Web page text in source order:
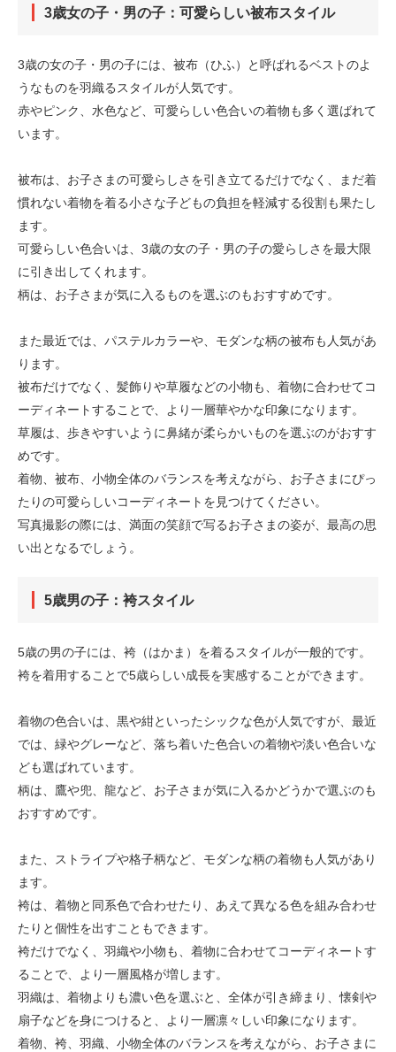
3歳女の子・男の子：可愛らしい被布スタイル
3歳の女の子・男の子には、被布（ひふ）と呼ばれるベストのよ
うなものを羽織るスタイルが人気です。
赤やピンク、水色など、可愛らしい色合いの着物も多く選ばれて
います。
被布は、お子さまの可愛らしさを引き立てるだけでなく、まだ着
慣れない着物を着る小さな子どもの負担を軽減する役割も果たし
ます。
可愛らしい色合いは、3歳の女の子・男の子の愛らしさを最大限
に引き出してくれます。
柄は、お子さまが気に入るものを選ぶのもおすすめです。
また最近では、パステルカラーや、モダンな柄の被布も人気があ
ります。
被布だけでなく、髪飾りや草履などの小物も、着物に合わせてコ
ーディネートすることで、より一層華やかな印象になります。
草履は、歩きやすいように鼻緒が柔らかいものを選ぶのがおすす
めです。
着物、被布、小物全体のバランスを考えながら、お子さまにぴっ
たりの可愛らしいコーディネートを見つけてください。
写真撮影の際には、満面の笑顔で写るお子さまの姿が、最高の思
い出となるでしょう。
5歳男の子：袴スタイル
5歳の男の子には、袴（はかま）を着るスタイルが一般的です。
袴を着用することで5歳らしい成長を実感することができます。
着物の色合いは、黒や紺といったシックな色が人気ですが、最近
では、緑やグレーなど、落ち着いた色合いの着物や淡い色合いな
ども選ばれています。
柄は、鷹や兜、龍など、お子さまが気に入るかどうかで選ぶのも
おすすめです。
また、ストライプや格子柄など、モダンな柄の着物も人気があり
ます。
袴は、着物と同系色で合わせたり、あえて異なる色を組み合わせ
たりと個性を出すこともできます。
袴だけでなく、羽織や小物も、着物に合わせてコーディネートす
ることで、より一層風格が増します。
羽織は、着物よりも濃い色を選ぶと、全体が引き締まり、懐剣や
扇子などを身につけると、より一層凛々しい印象になります。
着物、袴、羽織、小物全体のバランスを考えながら、お子さまに